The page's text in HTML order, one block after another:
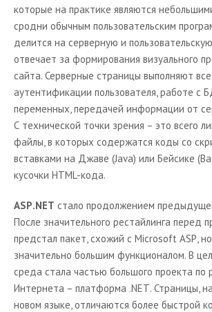
которые на практике являются
сродни обычным пользовательским
делится на серверную и
отвечает за формирования визуального
сайта. Серверные страницы выполняют
аутентификации пользователя, работе с
переменных, передачей информации от
С технической точки зрения – это всего
файлы, в которых содержатся коды со
вставками на Джаве (Java) или Бейсике (
кусочки HTML-кода.
ASP.NET стало продолжением
После значительного рестайлинга перед
предстал пакет, схожий с Microsoft ASP,
значительно большим функционалом. В
среда стала частью большого проекта по
Интернета – платформа .NET. Страницы,
новом языке, отличаются более быстрой